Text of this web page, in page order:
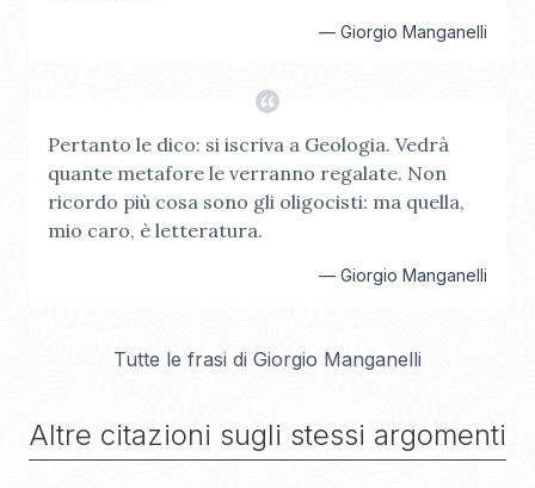
— Giorgio Manganelli
Pertanto le dico: si iscriva a Geologia. Vedrà
quante metafore le verranno regalate. Non
ricordo più cosa sono gli oligocisti: ma quella,
mio caro, è letteratura.
— Giorgio Manganelli
Tutte le frasi di Giorgio Manganelli
Altre citazioni sugli stessi argomenti